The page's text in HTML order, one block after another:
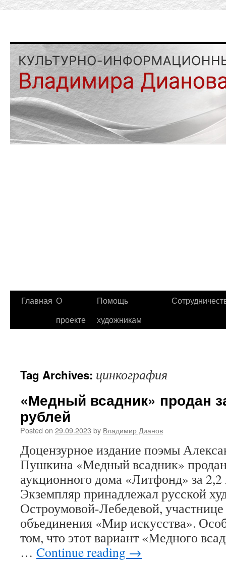
Главная О
проекте
Помощь
художникам
Tag Archives: цинкография
«Медный всадник» продан
рублей
Posted on 29.09.2023 by Владимир Дианов
Доцензурное издание поэмы
Пушкина «Медный всадник»
аукционного дома «Литфонд» за
Экземпляр принадлежал русской
Остроумовой-Лебедевой,
объединения «Мир искусства».
том, что этот вариант «Медного
… Continue reading →